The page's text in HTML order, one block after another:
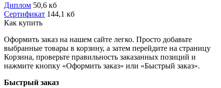
Диплом 50,6 кб
Сертификат 144,1 кб
Как купить
Оформить заказ на нашем сайте легко. Просто добавьте
выбранные товары в корзину, а затем перейдите на страницу
Корзина, проверьте правильность заказанных позиций и
нажмите кнопку «Оформить заказ» или «Быстрый заказ».
Быстрый заказ